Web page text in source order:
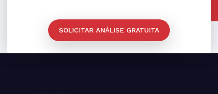
SOLICITAR ANÁLISE GRATUITA